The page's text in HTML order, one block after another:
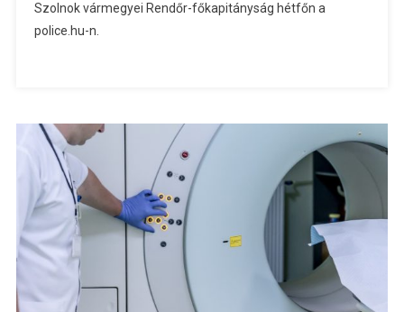
Szolnok vármegyei Rendőr-főkapitányság hétfőn a
police.hu-n.